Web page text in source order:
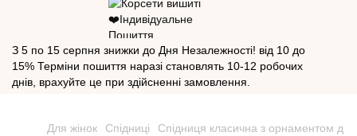
З 5 по 15 серпня знижки до Дня Незалежності! від 10 до
15% Терміни пошиття наразі становлять 10-12 робочих
днів, врахуйте це при здійсненні замовлення.
Для жінок Спідниці Спідниця класична з орнаментом